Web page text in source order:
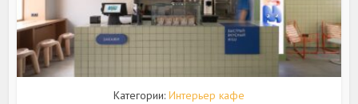
Категории: Интерьер кафе